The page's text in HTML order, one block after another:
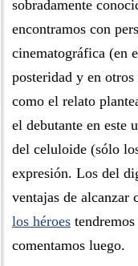
sobradamente
encontramos con
cinematográfica (en
posteridad y en
como el relato
el debutante en este
del celuloide (sólo
expresión. Los del
ventajas de
los héroes
comentamos luego.